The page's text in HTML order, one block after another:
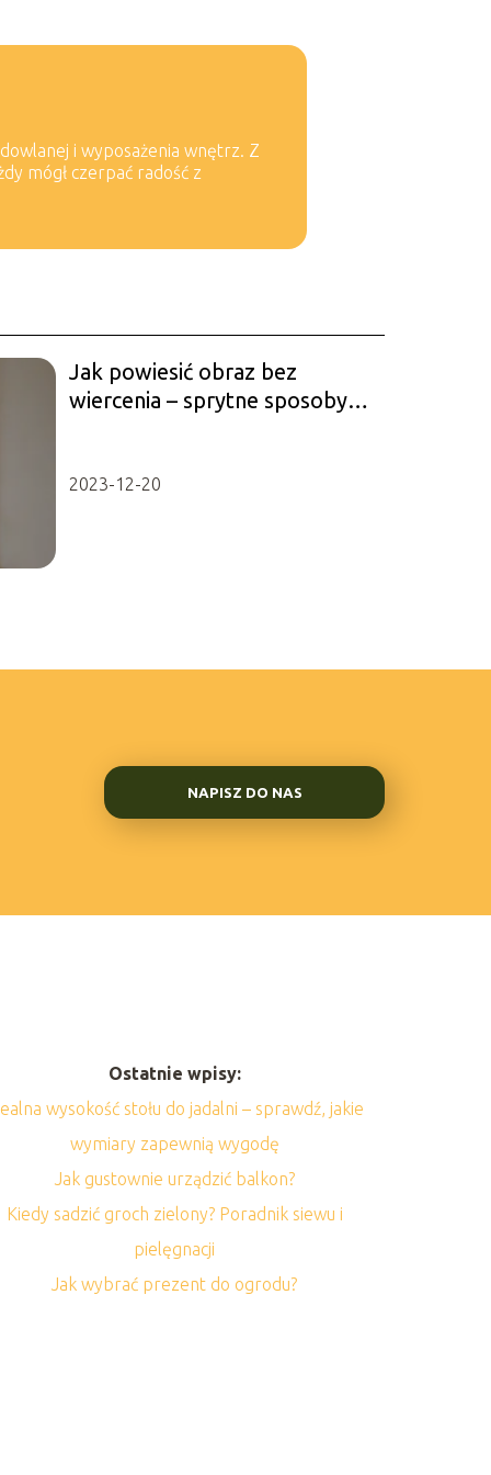
i wyposażenia wnętrz. Z
mógł czerpać radość z
Jak powiesić obraz bez
wiercenia – sprytne sposoby
2023-12-20
NAPISZ DO NAS
Ostatnie wpisy:
wysokość stołu do jadalni – sprawdź, jakie
wymiary zapewnią wygodę
Jak gustownie urządzić balkon?
Kiedy sadzić groch zielony? Poradnik siewu i
pielęgnacji
Jak wybrać prezent do ogrodu?